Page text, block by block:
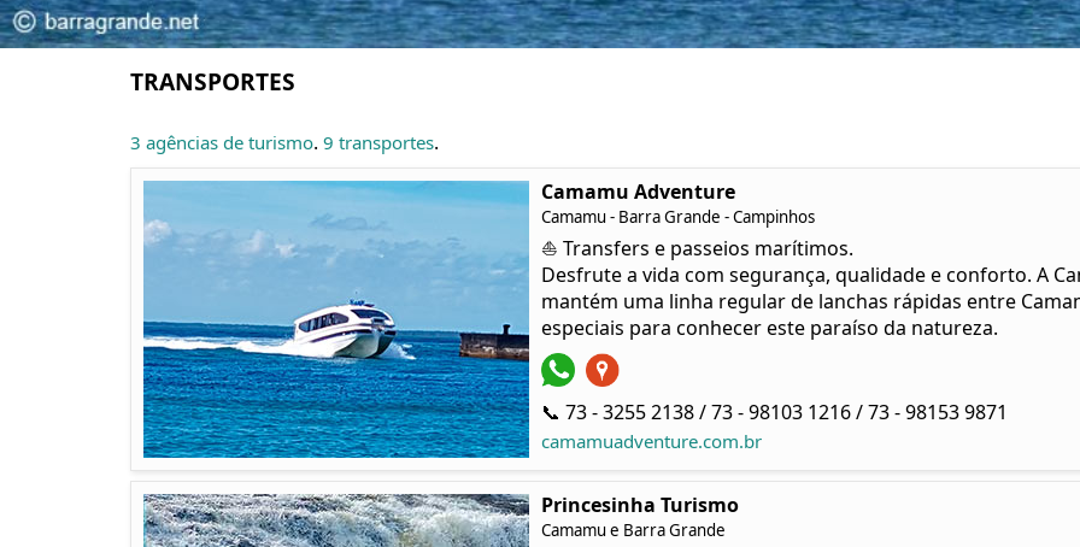
TRANSPORTES
3 agências de turismo. 9 transportes.
Camamu Adventure
Camamu - Barra Grande - Campinhos
⛵ Transfers e passeios marítimos.
Desfrute a vida com segurança, qualidade e conforto. A
mantém uma linha regular de lanchas rápidas entre
especiais para conhecer este paraíso da natureza.
📞 73 - 3255 2138 / 73 - 98103 1216 / 73 - 98153 9871
camamuadventure.com.br
Princesinha Turismo
Camamu e Barra Grande